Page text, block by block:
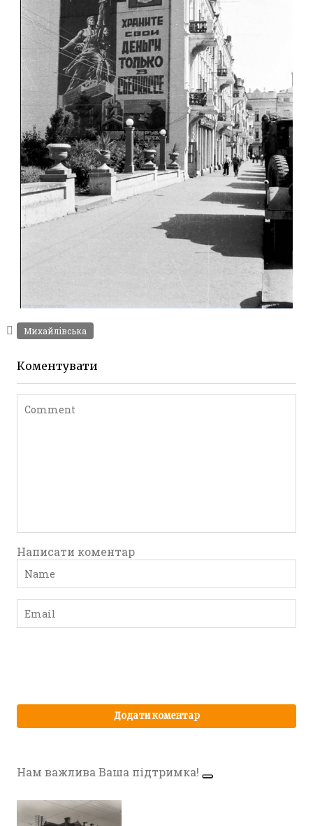
ЖИТОМИР МИХАЙЛІВСЬКА 1942-1943
Михайлівська
Коментувати
Написати коментар
Нам важлива Ваша підтримка!